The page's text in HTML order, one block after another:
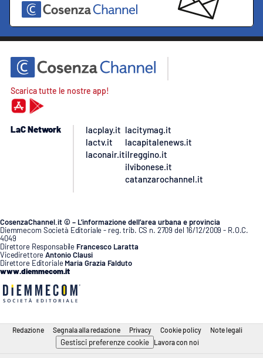
Scarica tutte le nostre app!
LaC Network
lacplay.it
lactv.it
laconair.it
lacitymag.it
lacapitalenews.it
ilreggino.it
ilvibonese.it
catanzarochannel.it
CosenzaChannel.it © – L’informazione dell’area urbana e provincia
Diemmecom Società Editoriale - reg. trib. CS n. 2709 del 16/12/2009 - R.O.C.
4049
Direttore Responsabile Francesco Laratta
VicedirettoreAntonio Clausi
Direttore Editoriale Maria Grazia Falduto
www.diemmecom.it
Redazione Segnala alla redazione Privacy Cookie policy Note legali
Gestisci preferenze cookie Lavora con noi